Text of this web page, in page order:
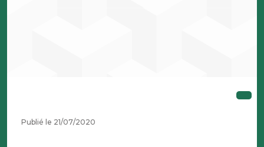
Publié le 21/07/2020